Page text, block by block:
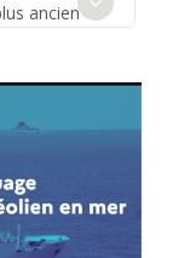
ancien